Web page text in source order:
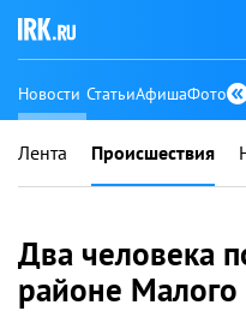
Новости СтатьиАфишаФото
Лента Происшествия
Два человека
районе